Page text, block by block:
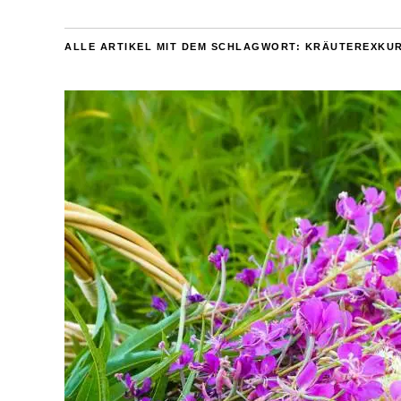
ALLE ARTIKEL MIT DEM SCHLAGWORT: